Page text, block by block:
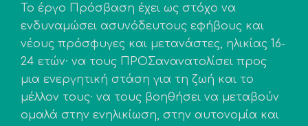
Το έργο Πρόσβαση έχει ως στόχο να
ενδυναμώσει ασυνόδευτους εφήβους και
νέους πρόσφυγες και μετανάστες, ηλικίας 16-
24 ετών· να τους ΠΡΟΣανανατολίσει προς
μια ενεργητική στάση για τη ζωή και το
μέλλον τους· να τους βοηθήσει να μεταβούν
ομαλά στην ενηλικίωση, στην αυτονομία και